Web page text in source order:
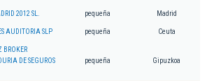
2012 SL. pequeña Madrid
AUDITORIA SLP pequeña Ceuta
BROKER
DE SEGUROS
pequeña Gipuzkoa